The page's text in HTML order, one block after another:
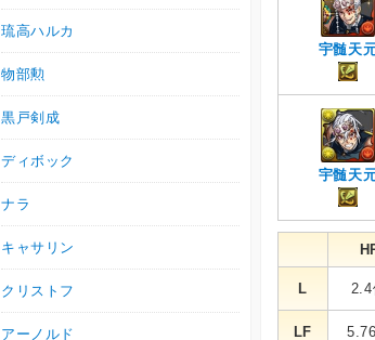
宇髄天
宇髄天
L 2.4
LF
琉高ハルカ
物部勲
黒戸剣成
ディボック
ナラ
キャサリン
クリストフ
アーノルド